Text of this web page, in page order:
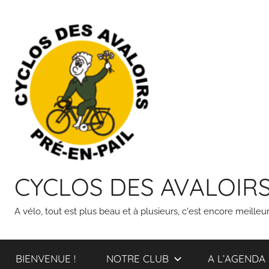
content
CYCLOS DES
A vélo, tout est plus beau et à plusieurs, c'est encore
BIENVENUE ! NOTRE CLUB A L’AGENDA